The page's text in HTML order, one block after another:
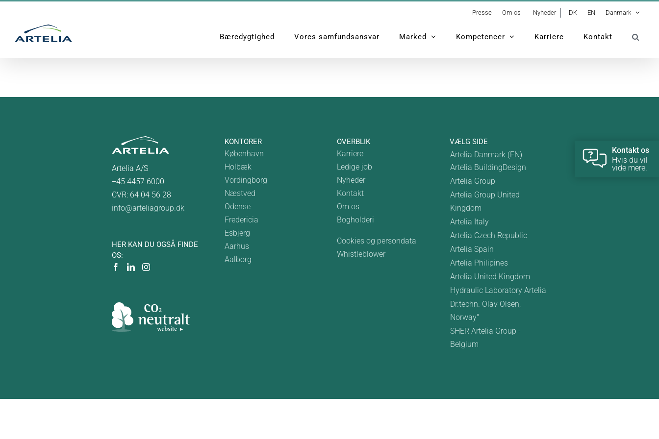
content
Presse Om os Nyheder DK EN Danmark
Bæredygtighed Vores samfundsansvar Marked Kompetencer Karriere Kontakt
Artelia A/S
+45 4457 6000
CVR: 64 04 56 28
info@arteliagroup.dk
HER KAN DU OGSÅ FINDE
OS:
KONTORER
København
Holbæk
Vordingborg
Næstved
Odense
Fredericia
Esbjerg
Aarhus
Aalborg
OVERBLIK
Karriere
Ledige job
Nyheder
Kontakt
Om os
Bogholderi
Cookies og persondata
Whistleblower
VÆLG SIDE
Artelia Danmark (EN)
Artelia BuildingDesign
Artelia Group
Artelia Group United
Kingdom
Artelia Italy
Artelia Czech Republic
Artelia Spain
Artelia Philipines
Artelia United Kingdom
Hydraulic Laboratory Artelia
Dr.techn. Olav Olsen,
Norway"
SHER Artelia Group -
Belgium
Kontakt os
Hvis du vil
vide mere.